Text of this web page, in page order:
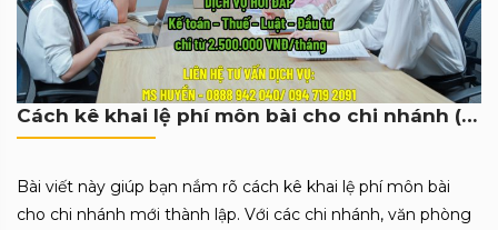
Cách kê khai lệ phí môn bài cho chi nhánh (Có ví dụ minh họa)
Bài viết này giúp bạn nắm rõ cách kê khai lệ phí môn bài
cho chi nhánh mới thành lập. Với các chi nhánh, văn phòng